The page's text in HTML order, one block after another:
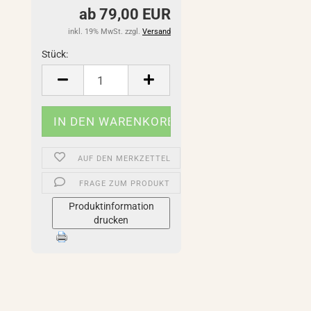
ab 79,00 EUR
inkl. 19% MwSt. zzgl. Versand
Stück:
Stück
AUF DEN MERKZETTEL
FRAGE ZUM PRODUKT
Produktinformation
drucken